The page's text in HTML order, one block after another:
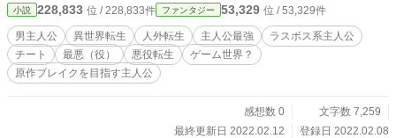
小説 228,833 位 / 228,833件 ファンタジー 53,329 位 / 53,329件
男主人公 異世界転生 人外転生 主人公最強
ラスボス系主人公
チート
最悪（役） 悪役転生
ゲーム世界？
原作ブレイクを目指す主人公
感想数 0
文字数 7,259
最終更新日 2022.02.12
登録日 2022.02.08